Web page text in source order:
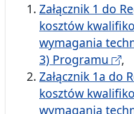
Załącznik 1 do
kosztów
wymagania
3) Programu
,
Załącznik 1a do
kosztów
wymagania